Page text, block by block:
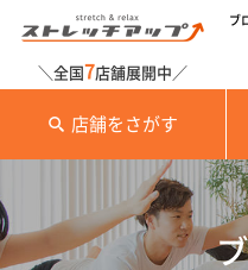
ブ
＼全国7店舗展開中／
店舗をさがす